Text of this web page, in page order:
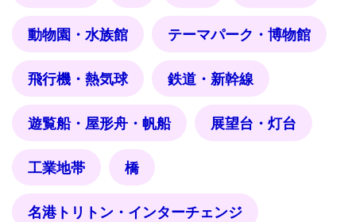
動物園・水族館 テーマパーク・博物館
飛行機・熱気球 鉄道・新幹線
遊覧船・屋形舟・帆船 展望台・灯台
工業地帯 橋
名港トリトン・インターチェンジ